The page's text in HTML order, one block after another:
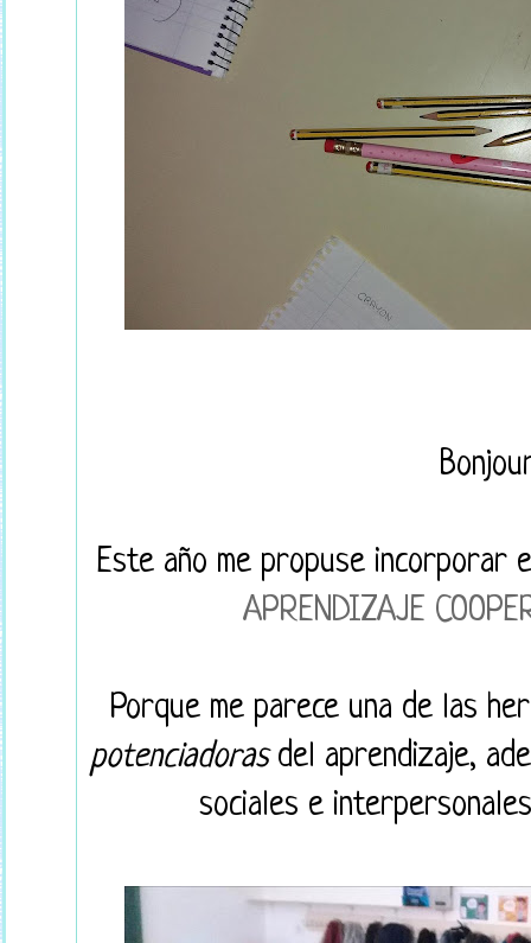
Este año me propuse incorporar
APRENDIZAJE
Porque me parece una de las
potenciadorasdel aprendizaje,
sociales e